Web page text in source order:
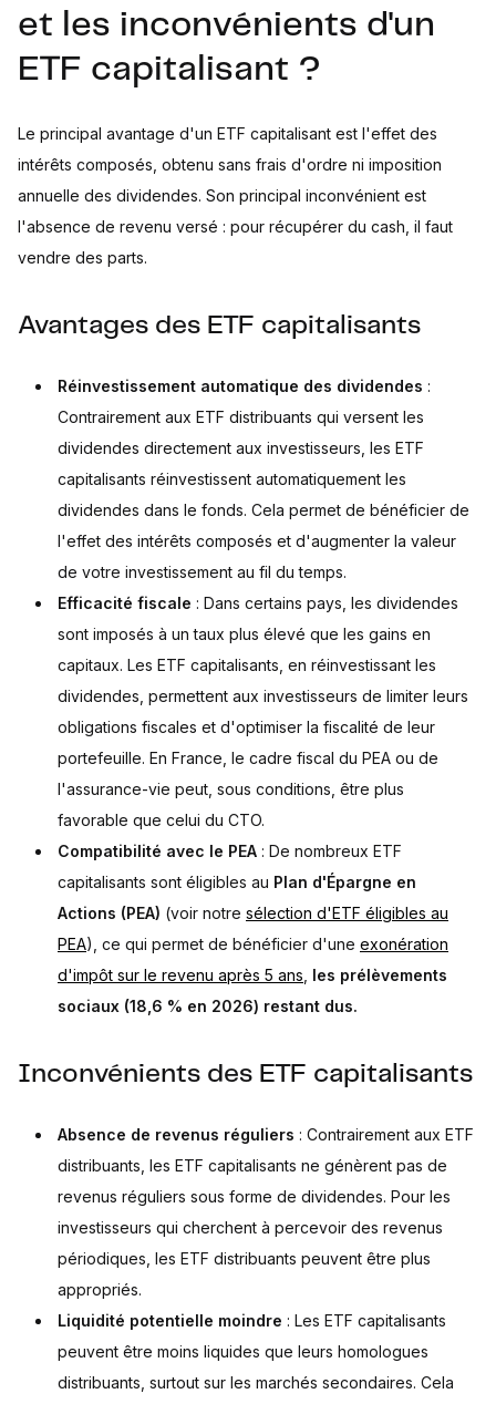
et les inconvénients d'un
ETF capitalisant ?
Le principal avantage d'un ETF capitalisant est l'effet des
intérêts composés, obtenu sans frais d'ordre ni imposition
annuelle des dividendes. Son principal inconvénient est
l'absence de revenu versé : pour récupérer du cash, il faut
vendre des parts.
Avantages des ETF capitalisants
Réinvestissement automatique des dividendes :
Contrairement aux ETF distribuants qui versent les
dividendes directement aux investisseurs, les ETF
capitalisants réinvestissent automatiquement les
dividendes dans le fonds. Cela permet de bénéficier de
l'effet des intérêts composés et d'augmenter la valeur
de votre investissement au fil du temps.
Efficacité fiscale : Dans certains pays, les dividendes
sont imposés à un taux plus élevé que les gains en
capitaux. Les ETF capitalisants, en réinvestissant les
dividendes, permettent aux investisseurs de limiter leurs
obligations fiscales et d'optimiser la fiscalité de leur
portefeuille. En France, le cadre fiscal du PEA ou de
l'assurance-vie peut, sous conditions, être plus
favorable que celui du CTO.
Compatibilité avec le PEA : De nombreux ETF
capitalisants sont éligibles au Plan d'Épargne en
Actions (PEA) (voir notre sélection d'ETF éligibles au
PEA), ce qui permet de bénéficier d'une exonération
d'impôt sur le revenu après 5 ans les prélèvements
sociaux (18,6 % en 2026) restant dus.
Inconvénients des ETF capitalisants
Absence de revenus réguliers : Contrairement aux ETF
distribuants, les ETF capitalisants ne génèrent pas de
revenus réguliers sous forme de dividendes. Pour les
investisseurs qui cherchent à percevoir des revenus
périodiques, les ETF distribuants peuvent être plus
appropriés.
Liquidité potentielle moindre : Les ETF capitalisants
peuvent être moins liquides que leurs homologues
distribuants, surtout sur les marchés secondaires. Cela